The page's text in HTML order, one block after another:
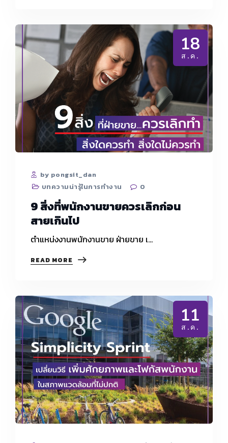
ทำงาน
อย่างไร
เมื่อ
บริษัท
ให้
เงิน
เดือน
กว่า
ที่
อื่น
สวัสดิการ
ไม่
สนใจ
18
ส.ค.
by pongsit_dan
บทความน่ารู้ในการทำงาน
0
9 สิ่งที่พนักงานขายควรเลิกก่อน
สายเกินไป
ตำแหน่งงานพนักงานขาย ฝ่ายขาย เ…
READ MORE
ขาย
ควร
เลิก
ก่อน
สาย
เกิน
ไป
11
ส.ค.